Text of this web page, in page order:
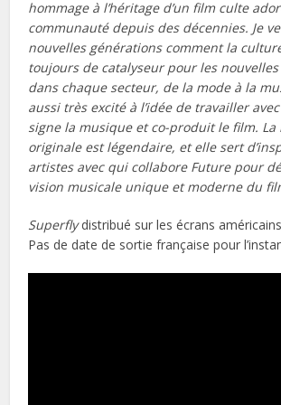
hommage à l’héritage d’un film culte
communauté depuis des décennies. Je
nouvelles générations comment la
toujours de catalyseur pour les
dans chaque secteur, de la mode à la
aussi très excité à l’idée de travailler
signe la musique et co-produit le film. La
originale est légendaire, et elle sert
artistes avec qui collabore Future pour
vision musicale unique et moderne du
Superflydistribué sur les écrans
Pas de date de sortie française pour